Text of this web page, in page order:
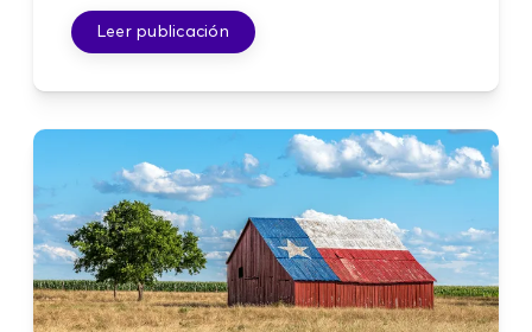
Leer publicación